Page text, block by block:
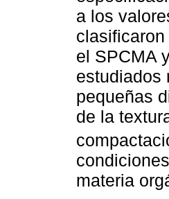
a los
el SPCMA
estudiados
pequeñas
de la
materia